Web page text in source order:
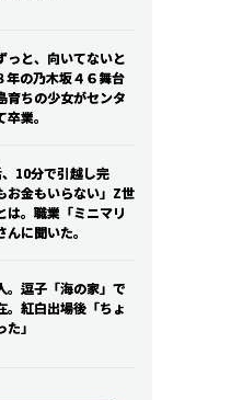
っと、向いてないと
年の乃木坂４６舞台
育ちの少女がセンタ
業。
10分で引越し完
お金もいらない」Z世
は。職業「ミニマリ
に聞いた。
。逗子「海の家」で
。紅白出場後「ちょ
」
っと、向いてないと
年の乃木坂４６舞台
育ちの少女がセンタ
業。
10分で引越し完
お金もいらない」Z世
は。職業「ミニマリ
に聞いた。
。逗子「海の家」で
。紅白出場後「ちょ
」